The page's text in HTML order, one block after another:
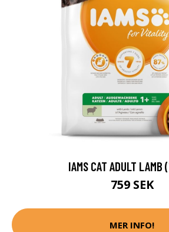
IAMS CAT ADULT LAMB
759 SEK
MER INFO!